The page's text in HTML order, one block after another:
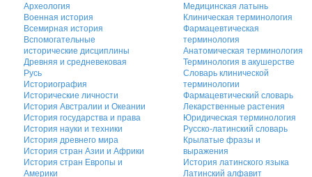
Археология
Военная история
Всемирная история
Вспомогательные
исторические дисциплины
Древняя и средневековая
Русь
Историография
Исторические личности
История Австралии и Океании
История государства и права
История науки и техники
История древнего мира
История стран Азии и Африки
История стран Европы и
Америки
Медицинская латынь
Клиническая терминология
Фармацевтическая
терминология
Анатомическая терминология
Терминология в акушерстве
Словарь клинической
терминологии
Фармацевтический словарь
Лекарственные растения
Юридическая терминология
Русско-латинский словарь
Крылатые фразы и
выражения
История латинского языка
Латинский алфавит